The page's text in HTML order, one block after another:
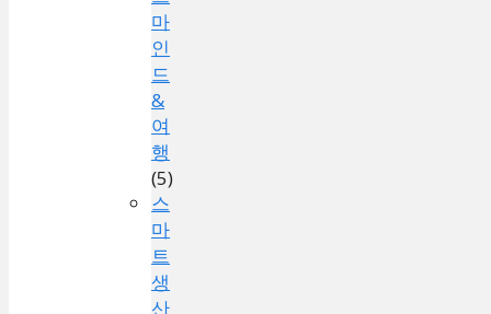
마
인
드
&
여
행
(5)
스
마
트
생
산